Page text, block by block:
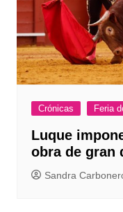
Crónicas Feria
Luque
obra de gran
Sandra